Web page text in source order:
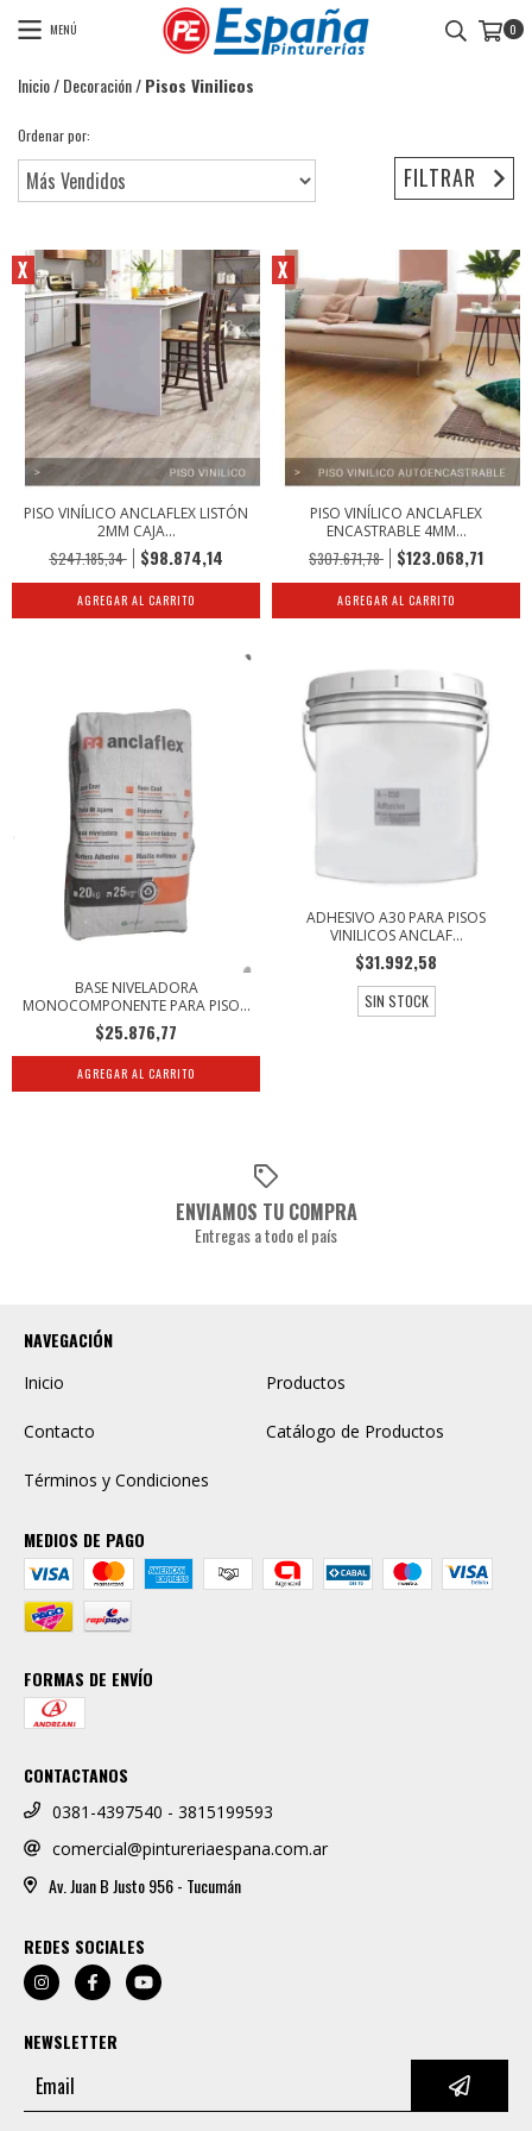
MENÚ 0
Inicio/Decoración/Pisos Vinilicos
Ordenar por:
FILTRAR
X
PISO VINÍLICO ANCLAFLEX LISTÓN
2MM CAJA...
$247.185,34
$98.874,14
AGREGAR AL CARRITO
X
PISO VINÍLICO ANCLAFLEX
ENCASTRABLE 4MM...
$307.671,78
$123.068,71
AGREGAR AL CARRITO
BASE NIVELADORA
MONOCOMPONENTE PARA PISO...
$25.876,77
ADHESIVO A30 PARA PISOS
VINILICOS ANCLAF...
$31.992,58
SIN STOCK
ENVIAMOS TU COMPRA
Entregas a todo el país
NAVEGACIÓN
Inicio Productos
Contacto Catálogo de Productos
Términos y Condiciones
MEDIOS DE PAGO
FORMAS DE ENVÍO
CONTACTANOS
0381-4397540 - 3815199593
comercial@pintureriaespana.com.ar
Av. Juan B Justo 956 - Tucumán
REDES SOCIALES
NEWSLETTER